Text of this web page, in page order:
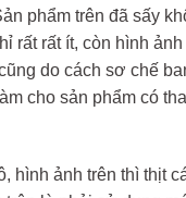
phẩm trên đã sấy
rất rất ít, còn hình
do cách sơ chế
cho sản phẩm có
hình ảnh trên thì thịt